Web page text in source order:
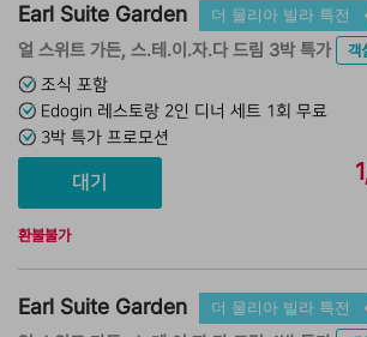
Earl Suite Garden 더 물리아 빌라 특전
얼 스위트 가든, 스.테.이.자.다 드림 3박 특가
객
조식 포함
Edogin 레스토랑 2인 디너 세트 1회 무료
3박 특가 프로모션
환불불가
Earl Suite Garden 더 물리아 빌라 특전